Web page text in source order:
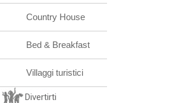
Country House
Bed & Breakfast
Villaggi turistici
Divertirti